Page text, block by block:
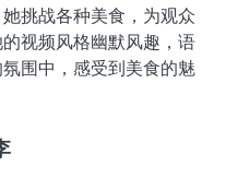
挑战各种美食，为观众
视频风格幽默风趣，语
围中，感受到美食的魅